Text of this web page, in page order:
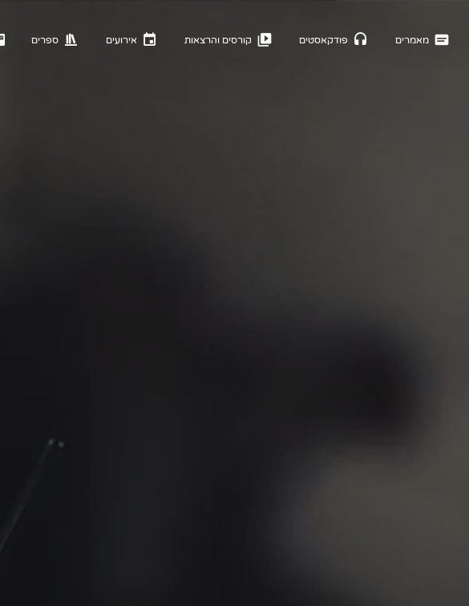
מאמרים פודקאסטים קורסים והרצאות אירועים ספרים